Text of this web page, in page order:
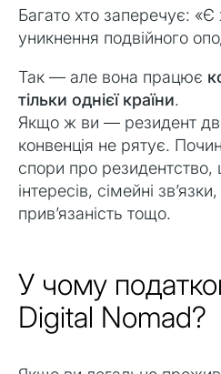
Багато хто заперечує:
уникнення подвійного
Так — але вона працює
тільки однієї країни.
Якщо ж ви — резидент
конвенція не рятує.
спори про резидентство,
інтересів, сімейні
прив’язаність тощо.
У чому
Digital Nomad?